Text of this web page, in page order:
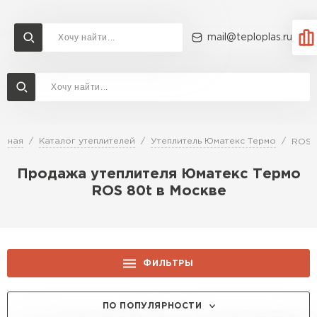
mail@teploplas.ru
Каталог утеплителей Утеплитель Юматекс Термо ROS
Продажа утеплителя Юматекс Термо
ROS 80t в Москве
ФИЛЬТРЫ
ПО ПОПУЛЯРНОСТИ
Доставка и оплата
Перейти в каталог
Утеплитель Ветонит
Утеплитель Profiplex
ПЕРЕЙТИ
Утеплитель Rockwool